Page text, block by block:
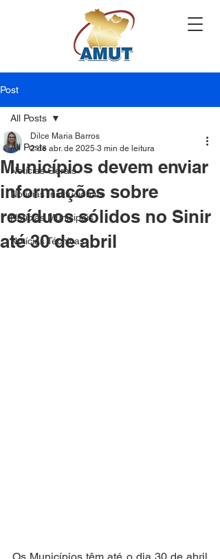
Post
All Posts
Notícias Gerais
Notícias Institucionais
Notícias Municipais
Notícias Técnicas
All Posts
Municípios devem enviar
informações sobre
resíduos sólidos no Sinir
até 30 de abril
Dilce Maria Barros
2 de abr. de 2025 3 min de leitura